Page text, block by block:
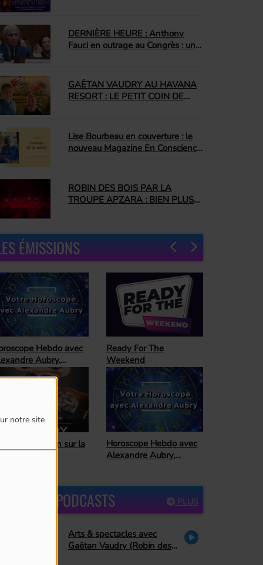
notre site
DERNIÈRE HEURE : Anthony
Fauci en outrage au Congrès : un
GAËTAN VAUDRY AU HAVANA
RESORT : LE PETIT COIN DE
Lise Bourbeau en couverture : le
nouveau Magazine En Conscience
ROBIN DES BOIS PAR LA
TROUPE APZARA : BIEN PLUS
ÉMISSIONS
Hebdo avec
Aubry,
cowboy urbain sur la
Ready For The
Weekend
Horoscope Hebdo avec
Alexandre Aubry,
PLUS
DERNIERS PODCASTS
Arts & spectacles avec
Gaëtan Vaudry (Robin des